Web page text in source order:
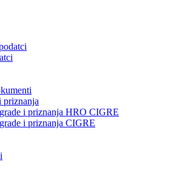
priznanja
i priznanja HRO CIGRE
i priznanja CIGRE